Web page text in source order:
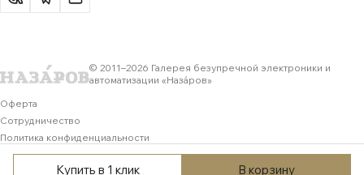
Купить в 1 клик В корзину
© 2011–2026 Галерея безупречной электроники и
автоматизации «Назáров»
Оферта
Сотрудничество
Политика конфиденциальности
Обработка персональных данных